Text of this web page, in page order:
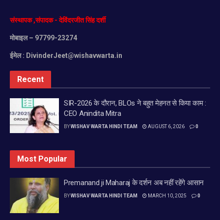
संस्थापक,संपादक-देविंदरजीतसिंहदर्शी
मोबाइल– 97799-23274
ईमेल : DivinderJeet@wishavwarta.in
Recent
SIR-2026 के दौरान, BLOs ने बहुत मेहनत से किया काम :
CEO Anindita Mitra
BYWISHAV WARTA HINDI TEAM AUGUST 6, 2026 0
Most Popular
Premanand ji Maharaj के दर्शन अब नहीं रहेंगे आसान
BYWISHAV WARTA HINDI TEAM MARCH 10, 2025 0